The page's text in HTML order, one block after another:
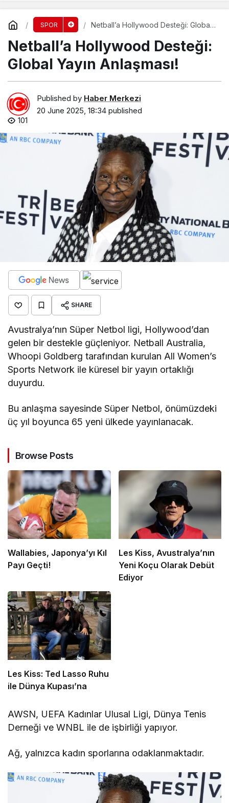
SPOR
Netball’a Hollywood Desteği: Global
Netball’a Hollywood Desteği:
Global Yayın Anlaşması!
Published by Haber Merkezi
20 June 2025, 18:34 published
101
SHARE
Avustralya’nın Süper Netbol ligi, Hollywood’dan
gelen bir destekle güçleniyor. Netball Australia,
Whoopi Goldberg tarafından kurulan All Women’s
Sports Network ile küresel bir yayın ortaklığı
duyurdu.
Bu anlaşma sayesinde Süper Netbol, önümüzdeki
üç yıl boyunca 65 yeni ülkede yayınlanacak.
Browse Posts
Wallabies, Japonya’yı Kıl
Payı Geçti!
Les Kiss, Avustralya’nın
Yeni Koçu Olarak Debüt
Ediyor
Les Kiss: Ted Lasso Ruhu
ile Dünya Kupası’na
AWSN, UEFA Kadınlar Ulusal Ligi, Dünya Tenis
Derneği ve WNBL ile de işbirliği yapıyor.
Ağ, yalnızca kadın sporlarına odaklanmaktadır.